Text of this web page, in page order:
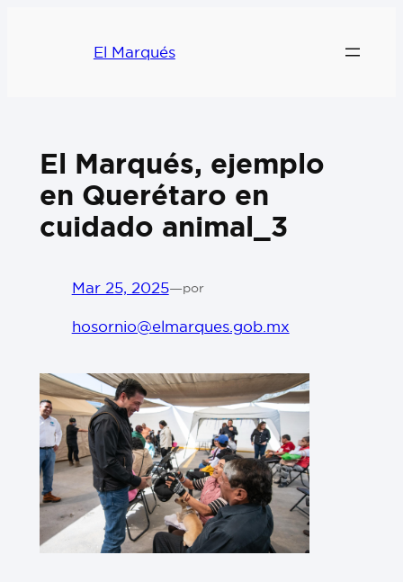
El Marqués
El Marqués, ejemplo
en Querétaro en
cuidado animal_3
Mar 25, 2025—por
hosornio@elmarques.gob.mx